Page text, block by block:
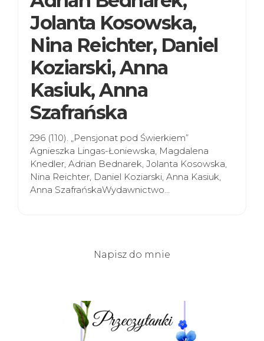
Jolanta Kosowska,
Nina Reichter, Daniel
Koziarski, Anna
Kasiuk, Anna
Szafrańska
296 (110). „Pensjonat pod Świerkiem”
Agnieszka Lingas-Łoniewska, Magdalena
Knedler, Adrian Bednarek, Jolanta Kosowska,
Nina Reichter, Daniel Koziarski, Anna Kasiuk,
Anna SzafrańskaWydawnictwo…
Napisz do mnie